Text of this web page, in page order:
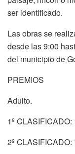
ser identificado.
Las obras se
desde las 9:00
del municipio de
PREMIOS
Adulto.
1º
2º CLASIFICADO: